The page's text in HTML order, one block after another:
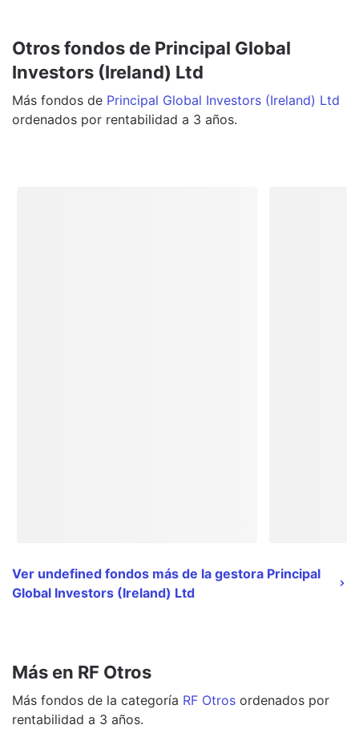
Otros fondos de Principal Global
Investors (Ireland) Ltd
Más fondos de Principal Global Investors (Ireland) Ltd
ordenados por rentabilidad a 3 años.
Ver undefined fondos más de la gestora Principal
Global Investors (Ireland) Ltd
Más en RF Otros
Más fondos de la categoría RF Otros ordenados por
rentabilidad a 3 años.